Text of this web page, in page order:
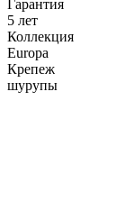
Гарантия
5 лет
Коллекция
Europa
Крепеж
шурупы
Унитазы.
Биде
Комплектующие для